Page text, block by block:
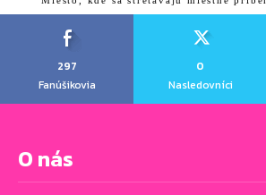
297
Fanúšikovia
0
Nasledovníci
O nás